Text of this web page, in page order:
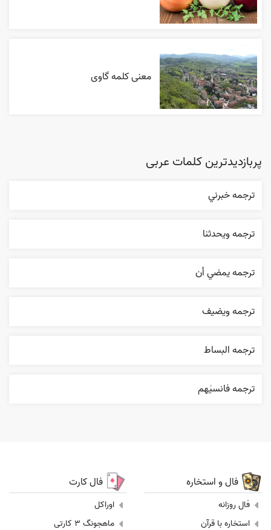
معنی کلمه گاوی
پربازدیدترین کلمات عربی
ترجمه خبرني
ترجمه ويحدثنا
ترجمه يمضي أن
ترجمه ويضيف
ترجمه البساط
ترجمه فانسیٰهم
فال و استخاره
فال روزانه
استخاره با قرآن
فال کارت
اوراکل
ماهجونگ 3 کارتی